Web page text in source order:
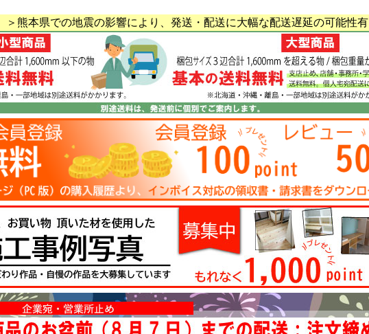
＞熊本県での地震の影響により、発送・配送に大幅な配送遅延の可能性有